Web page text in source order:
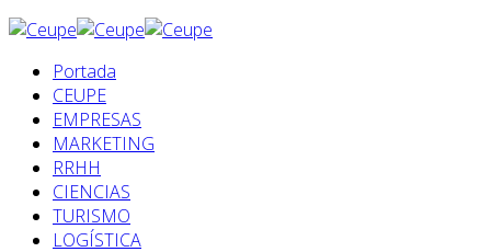
Portada
CEUPE
EMPRESAS
MARKETING
RRHH
CIENCIAS
TURISMO
LOGÍSTICA